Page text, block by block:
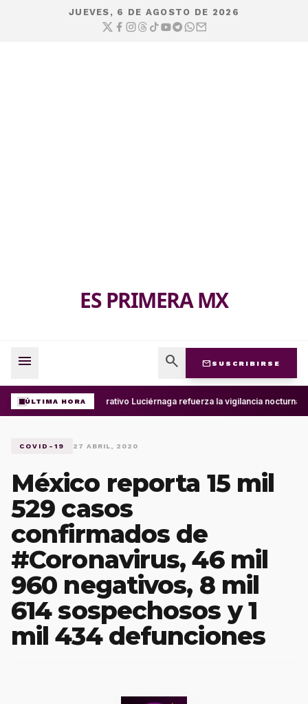
JUEVES, 6 DE AGOSTO DE 2026
ES PRIMERA MX
menu search mail SUSCRIBIRSE
ÚLTIMA HORA Operativo Luciérnaga refuerza la vigilancia nocturna
COVID-19 27 ABRIL, 2020
México reporta 15 mil
529 casos
confirmados de
#Coronavirus, 46 mil
960 negativos, 8 mil
614 sospechosos y 1
mil 434 defunciones